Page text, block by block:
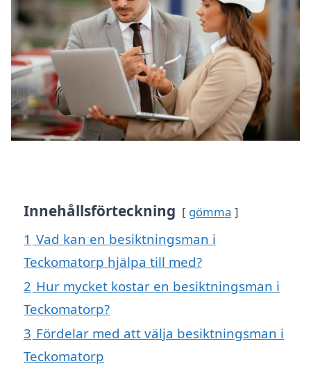
Innehållsförteckning gömma
1 Vad kan en besiktningsman i
Teckomatorp hjälpa till med?
2 Hur mycket kostar en besiktningsman i
Teckomatorp?
3 Fördelar med att välja besiktningsman i
Teckomatorp